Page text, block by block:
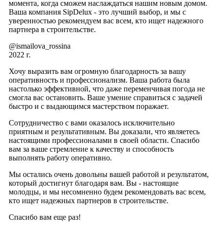
момента, когда сможем наслаждаться нашим новым домом.
Ваша компания SipDelux - это лучший выбор, и мы с
уверенностью рекомендуем вас всем, кто ищет надежного
партнера в строительстве.
@ismailova_rossina
2022 г.
Хочу выразить вам огромную благодарность за вашу
оперативность и профессионализм. Ваша работа была
настолько эффективной, что даже переменчивая погода не
смогла вас остановить. Ваше умение справиться с задачей
быстро и с выдающимся мастерством поражает.
Сотрудничество с вами оказалось исключительно
приятным и результативным. Вы доказали, что являетесь
настоящими профессионалами в своей области. Спасибо
вам за ваше стремление к качеству и способность
выполнять работу оперативно.
Мы остались очень довольны вашей работой и результатом,
который достигнут благодаря вам. Вы - настоящие
молодцы, и мы несомненно будем рекомендовать вас всем,
кто ищет надежных партнеров в строительстве.
Спасибо вам еще раз!